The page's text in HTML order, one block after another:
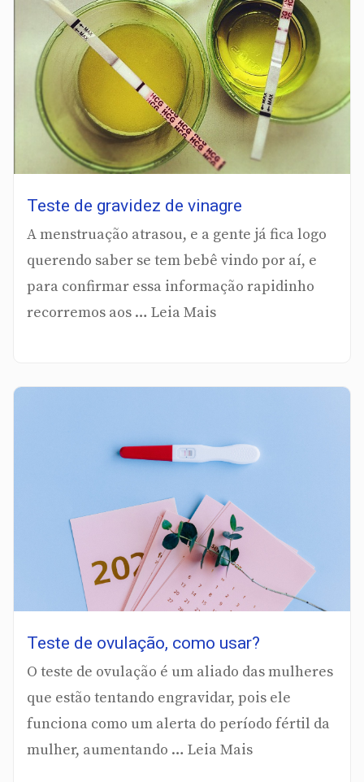
Teste de gravidez de vinagre
A menstruação atrasou, e a gente já fica logo
querendo saber se tem bebê vindo por aí, e
para confirmar essa informação rapidinho
recorremos aos … Leia Mais
Teste de ovulação, como usar?
O teste de ovulação é um aliado das mulheres
que estão tentando engravidar, pois ele
funciona como um alerta do período fértil da
mulher, aumentando … Leia Mais